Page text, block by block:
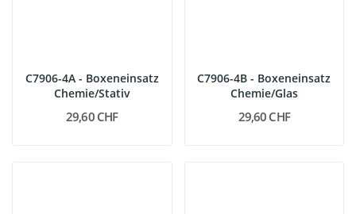
C7906-4A - Boxeneinsatz
Chemie/Stativ
29,60 CHF
C7906-4B - Boxeneinsatz
Chemie/Glas
29,60 CHF